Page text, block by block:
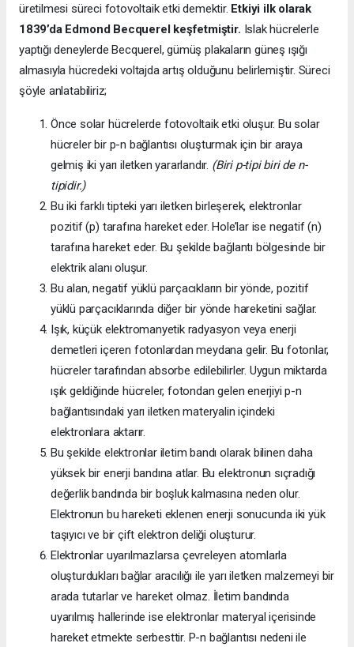
üretilmesi süreci fotovoltaik etki demektir. Etkiyi ilk olarak
1839’da Edmond Becquerel keşfetmiştir. Islak hücrelerle
yaptığı deneylerde Becquerel, gümüş plakaların güneş ışığı
almasıyla hücredeki voltajda artış olduğunu belirlemiştir. Süreci
şöyle anlatabiliriz;
Önce solar hücrelerde fotovoltaik etki oluşur. Bu solar
hücreler bir p-n bağlantısı oluşturmak için bir araya
gelmiş iki yarı iletken yararlandır. (Biri p-tipi biri de n-
tipidir.)
Bu iki farklı tipteki yarı iletken birleşerek, elektronlar
pozitif (p) tarafına hareket eder. Hole’lar ise negatif (n)
tarafına hareket eder. Bu şekilde bağlantı bölgesinde bir
elektrik alanı oluşur.
Bu alan, negatif yüklü parçacıkların bir yönde, pozitif
yüklü parçacıklarında diğer bir yönde hareketini sağlar.
Işık, küçük elektromanyetik radyasyon veya enerji
demetleri içeren fotonlardan meydana gelir. Bu fotonlar,
hücreler tarafından absorbe edilebilirler. Uygun miktarda
ışık geldiğinde hücreler, fotondan gelen enerjiyi p-n
bağlantısındaki yarı iletken materyalin içindeki
elektronlara aktarır.
Bu şekilde elektronlar iletim bandı olarak bilinen daha
yüksek bir enerji bandına atlar. Bu elektronun sıçradığı
değerlik bandında bir boşluk kalmasına neden olur.
Elektronun bu hareketi eklenen enerji sonucunda iki yük
taşıyıcı ve bir çift elektron deliği oluşturur.
Elektronlar uyarılmazlarsa çevreleyen atomlarla
oluşturdukları bağlar aracılığı ile yarı iletken malzemeyi bir
arada tutarlar ve hareket olmaz. İletim bandında
uyarılmış hallerinde ise elektronlar materyal içerisinde
hareket etmekte serbesttir. P-n bağlantısı nedeni ile